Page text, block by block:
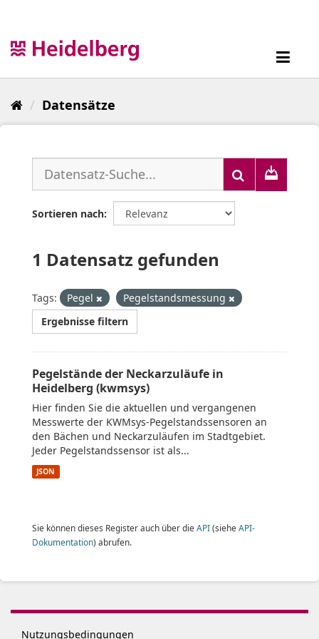
Datensätze
Sortieren nach
1 Datensatz gefunden
Tags: Pegel
Pegelstandsmessung
Ergebnisse filtern
Pegelstände der Neckarzuläufe in
Heidelberg (kwmsys)
Hier finden Sie die aktuellen und vergangenen
Messwerte der KWMsys-Pegelstandssensoren an
den Bächen und Neckarzuläufen im Stadtgebiet.
Jeder Pegelstandssensor ist als...
JSON
Sie können dieses Register auch über die API(siehe API-
Dokumentation) abrufen.
Nutzungsbedingungen